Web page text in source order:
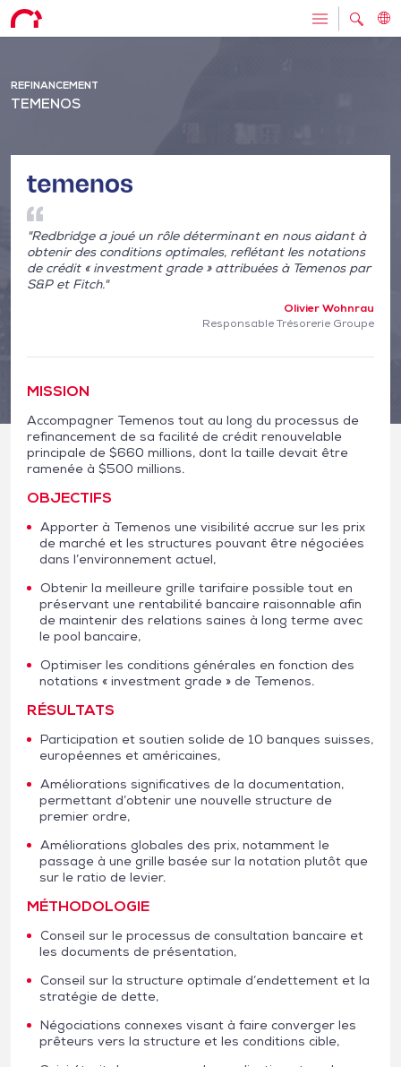
REFINANCEMENT
TEMENOS
"Redbridge a joué un rôle déterminant en nous aidant à
obtenir des conditions optimales, reflétant les notations
de crédit « investment grade » attribuées à Temenos par
S&P et Fitch."
Olivier Wohnrau
Responsable Trésorerie Groupe
MISSION
Accompagner Temenos tout au long du processus de
refinancement de sa facilité de crédit renouvelable
principale de $660 millions, dont la taille devait être
ramenée à $500 millions.
OBJECTIFS
Apporter à Temenos une visibilité accrue sur les prix
de marché et les structures pouvant être négociées
dans l’environnement actuel,
Obtenir la meilleure grille tarifaire possible tout en
préservant une rentabilité bancaire raisonnable afin
de maintenir des relations saines à long terme avec
le pool bancaire,
Optimiser les conditions générales en fonction des
notations « investment grade » de Temenos.
RÉSULTATS
Participation et soutien solide de 10 banques suisses,
européennes et américaines,
Améliorations significatives de la documentation,
permettant d’obtenir une nouvelle structure de
premier ordre,
Améliorations globales des prix, notamment le
passage à une grille basée sur la notation plutôt que
sur le ratio de levier.
MÉTHODOLOGIE
Conseil sur le processus de consultation bancaire et
les documents de présentation,
Conseil sur la structure optimale d’endettement et la
stratégie de dette,
Négociations connexes visant à faire converger les
prêteurs vers la structure et les conditions cible,